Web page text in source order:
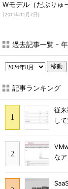
Wモデル（だぶりゅ
(2011年11月7日)
過去記事一覧 -
移動
記事ランキング
従
し
な